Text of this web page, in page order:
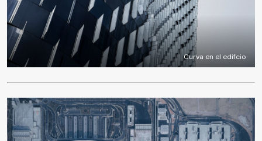
Curva en el edifcio